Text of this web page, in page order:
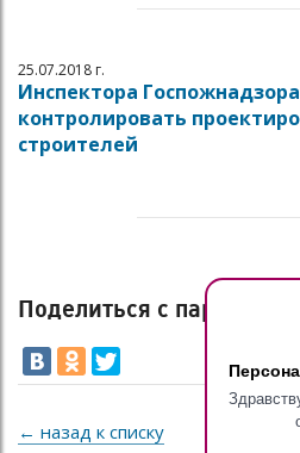
25.07.2018 г.
Инспектора
контролировать
строителей
Поделиться с
← назад к списку